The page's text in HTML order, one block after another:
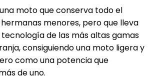
moto que conserva todo el
menores, pero que lleva
de las más altas gamas
consiguiendo una moto ligera y
como una potencia que
de uno.